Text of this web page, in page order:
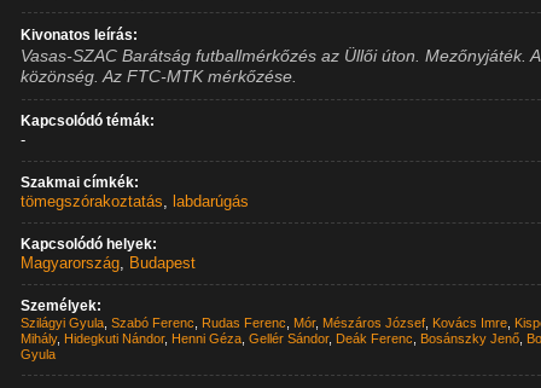
Kivonatos leírás:
Vasas-SZAC Barátság futballmérkőzés az Üllői úton. Mezőnyjáték. A
közönség. Az FTC-MTK mérkőzése.
Kapcsolódó témák:
-
Szakmai címkék:
tömegszórakoztatás, labdarúgás
Kapcsolódó helyek:
Magyarország, Budapest
Személyek:
Szilágyi Gyula ,Szabó Ferenc Rudas Ferenc Mór, Mészáros József Kovács Imre
Mihály, Hidegkuti Nándor, Henni Géza ,Gellér Sándor, Deák Ferenc Bosánszky Jenő
Gyula